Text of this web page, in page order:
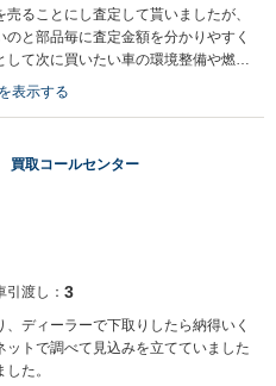
ることにし査定して貰いましたが、
と部品毎に査定金額を分かりやすく
て次に買いたい車の環境整備や燃費
答してくれました。またアップルに
表示する
買取コールセンター
引渡し： 3
ディーラーで下取りしたら納得いく
トで調べて見込みを立てていました
た。